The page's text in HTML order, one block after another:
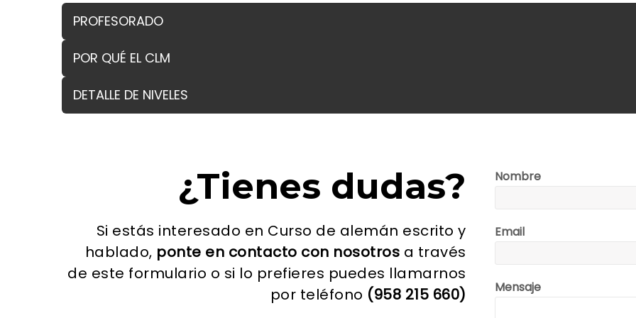
PROFESORADO
POR QUÉ EL CLM
DETALLE DE NIVELES
¿Tienes dudas?
Si estás interesado en Curso de alemán escrito y
hablado, ponte en contacto con nosotros a través
de este formulario o si lo prefieres puedes llamarnos
por teléfono (958 215 660)
Nombre
Email
Mensaje